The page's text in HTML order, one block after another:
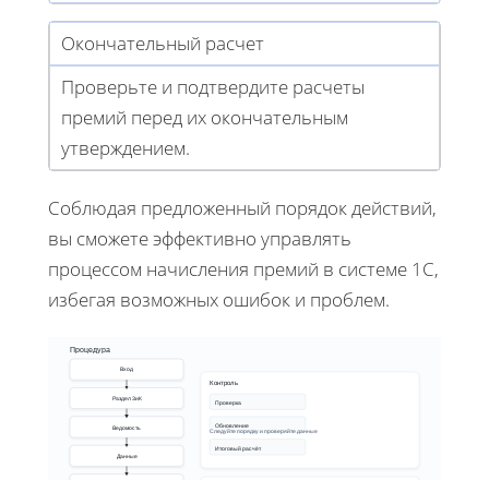
Окончательный расчет
Проверьте и подтвердите расчеты
премий перед их окончательным
утверждением.
Соблюдая предложенный порядок действий,
вы сможете эффективно управлять
процессом начисления премий в системе 1С,
избегая возможных ошибок и проблем.
Процедура
Вход
Раздел ЗиК
Ведомость
Данные
Контроль
Проверка
Обновление
Итоговый расчёт
Следуйте порядку и проверяйте данные